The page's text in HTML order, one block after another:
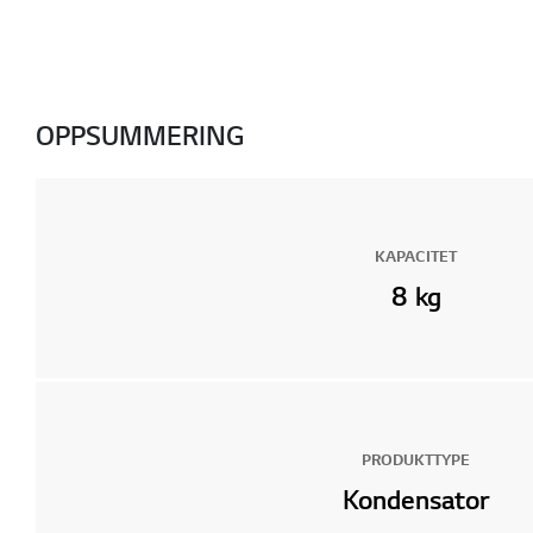
OPPSUMMERING
KAPACITET
8 kg
PRODUKTTYPE
Kondensator